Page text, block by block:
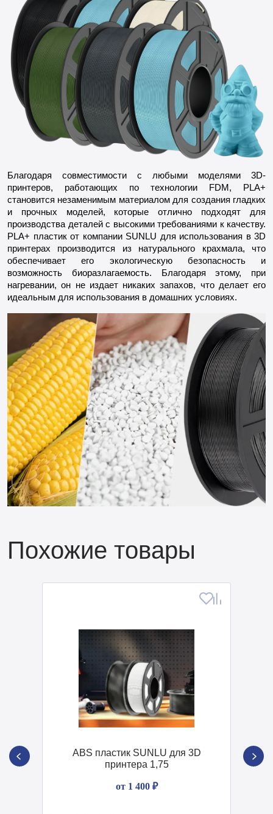
Благодаря совместимости с любыми моделями 3D-
принтеров, работающих по технологии FDM, PLA+
становится незаменимым материалом для создания гладких
и прочных моделей, которые отлично подходят для
производства деталей с высокими требованиями к качеству.
PLA+ пластик от компании SUNLU для использования в 3D
принтерах производится из натурального крахмала, что
обеспечивает его экологическую безопасность и
возможность биоразлагаемость. Благодаря этому, при
нагревании, он не издает никаких запахов, что делает его
идеальным для использования в домашних условиях.
Похожие товары
ABS пластик SUNLU для 3D
принтера 1,75
от 1 400 ₽